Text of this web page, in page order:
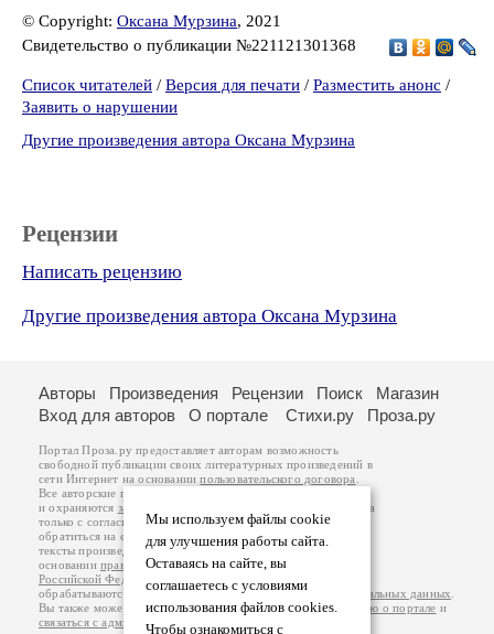
© Copyright: Оксана Мурзина, 2021
Свидетельство о публикации №221121301368
Список читателей / Версия для печати / Разместить анонс /
Заявить о нарушении
Другие произведения автора Оксана Мурзина
Рецензии
Написать рецензию
Другие произведения автора Оксана Мурзина
Мы используем файлы cookie
для улучшения работы сайта.
Оставаясь на сайте, вы
соглашаетесь с условиями
использования файлов cookies.
Чтобы ознакомиться с
Авторы Произведения Рецензии Поиск
Магазин
Вход для авторов
О портале Стихи.ру Проза.ру
Портал Проза.ру предоставляет авторам возможность
свободной публикации своих литературных произведений в
сети Интернет на основаниипользовательского договора
Все авторские права на произведения принадлежат авторам
и охраняются законом
. Перепечатка произведений возможна
только с согласия его автора, к которому вы можете
обратиться на его авторской странице. Ответственность за
тексты произведений авторы несут самостоятельно на
основанииправил публикацииизаконодательства
Российской Федерации
обрабатываются на основанииПолитики обработки персональных данных
Вы также можете посмотреть более подробнуюинформацию о портале и
связаться с администрацией